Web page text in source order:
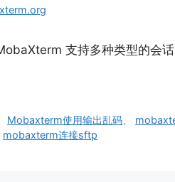
支持多种类型的会
Mobaxterm使用输出乱码
mobaxterm连接sftp